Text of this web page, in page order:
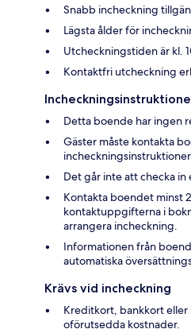
Snabb incheckning
Lägsta ålder för
Utcheckningstiden är kl.
Kontaktfri utcheckning
Detta boende har ingen
Gäster måste kontakta
Det går inte att checka
Kontakta boendet minst
kontaktuppgifterna i
arrangera incheckning.
Informationen från
automatiska
Krävs vid incheckning
Kreditkort, bankkort
oförutsedda kostnader.